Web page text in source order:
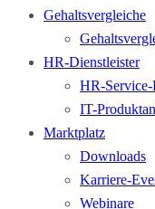
Gehaltsvergleiche
HR-Dienstleister
HR-Service-
IT-
Marktplatz
Downloads
Karriere-
Webinare